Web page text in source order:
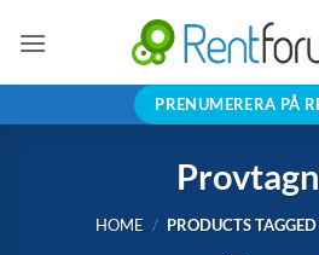
PRENUMERERA PÅ
HOME / PRODUCTS